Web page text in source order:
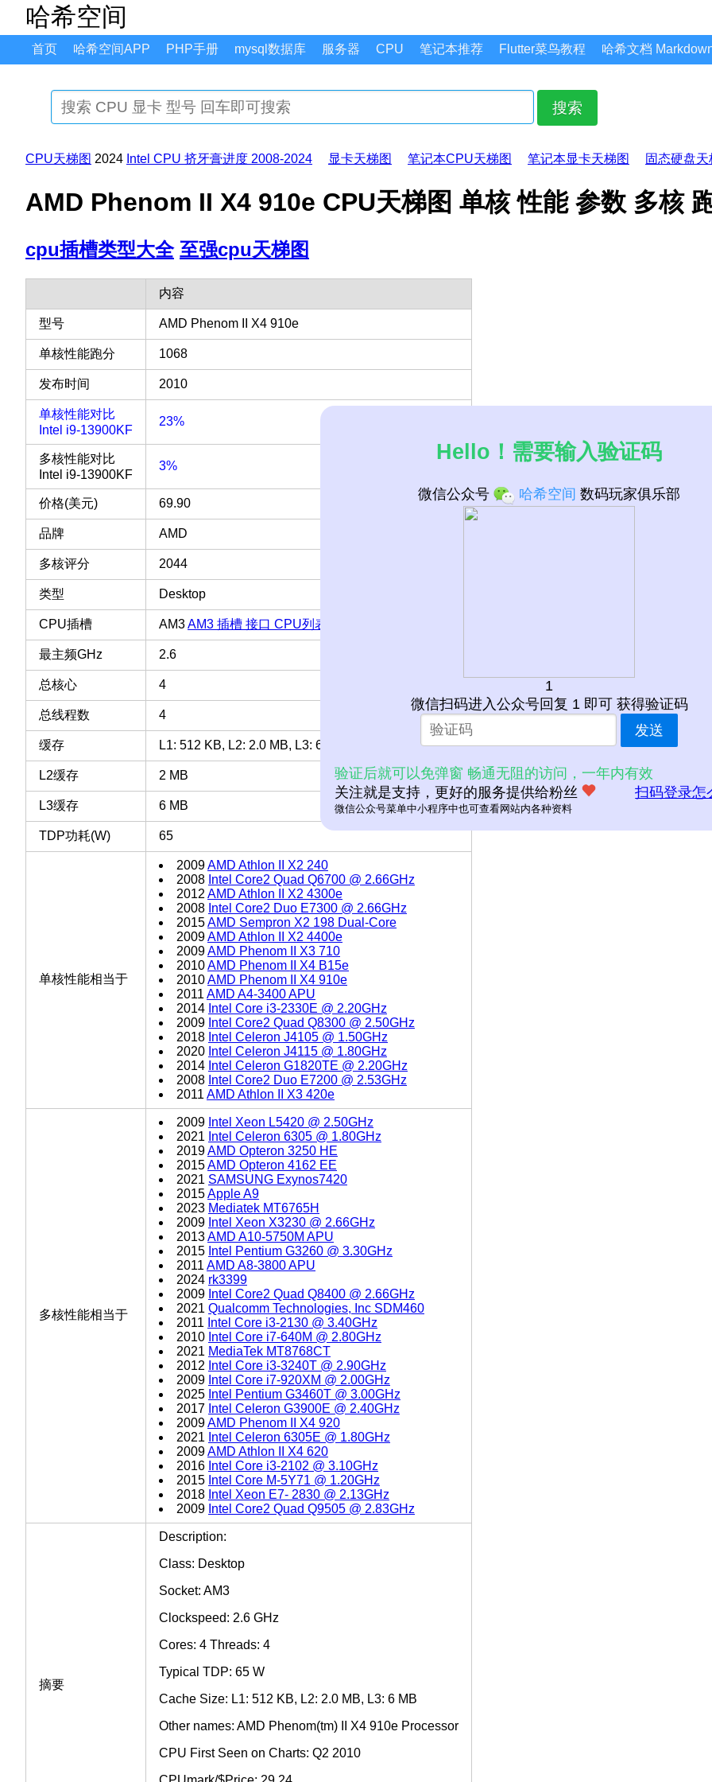
哈希空间
首页 哈希空间APP PHP手册 mysql数据库 服务器 CPU 笔记本推荐 Flutter菜鸟教程 哈希文档
搜索
CPU天梯图 2024 Intel CPU 挤牙膏进度 2008-2024 显卡天梯图 笔记本CPU天梯图 笔记本显卡天梯图 固态硬盘天
AMD Phenom II X4 910e CPU天梯图 单核 性能 参数 多核
cpu插槽类型大全 至强cpu天梯图
内容
型号 AMD Phenom II X4 910e
单核性能跑分 1068
发布时间 2010
单核性能对比
Intel i9-13900KF
23%
多核性能对比
Intel i9-13900KF
3%
价格(美元) 69.90
品牌 AMD
多核评分 2044
类型 Desktop
CPU插槽 AM3AM3 插槽 接口 CPU列表
最主频GHz 2.6
总核心 4
总线程数 4
缓存 L1: 512 KB, L2: 2.0 MB, L3: 6 MB
L2缓存 2 MB
L3缓存 6 MB
TDP功耗(W) 65
单核性能相当于
2009AMD Athlon II X2 240
2008 Intel Core2 Quad Q6700 @ 2.66GHz
2012 AMD Athlon II X2 4300e
2008 Intel Core2 Duo E7300 @ 2.66GHz
2015AMD Sempron X2 198 Dual-Core
2009AMD Athlon II X2 4400e
2009AMD Phenom II X3 710
2010AMD Phenom II X4 B15e
2010AMD Phenom II X4 910e
2011 AMD A4-3400 APU
2014 Intel Core i3-2330E @ 2.20GHz
2009 Intel Core2 Quad Q8300 @ 2.50GHz
2018 Intel Celeron J4105 @ 1.50GHz
2020 Intel Celeron J4115 @ 1.80GHz
2014 Intel Celeron G1820TE @ 2.20GHz
2008 Intel Core2 Duo E7200 @ 2.53GHz
2011 AMD Athlon II X3 420e
多核性能相当于
2009 Intel Xeon L5420 @ 2.50GHz
2021 Intel Celeron 6305 @ 1.80GHz
2019AMD Opteron 3250 HE
2015AMD Opteron 4162 EE
2021 SAMSUNG Exynos7420
2015Apple A9
2023 Mediatek MT6765H
2009 Intel Xeon X3230 @ 2.66GHz
2013AMD A10-5750M APU
2015 Intel Pentium G3260 @ 3.30GHz
2011 AMD A8-3800 APU
2024 rk3399
2009 Intel Core2 Quad Q8400 @ 2.66GHz
2021 Qualcomm Technologies, Inc SDM460
2011 Intel Core i3-2130 @ 3.40GHz
2010 Intel Core i7-640M @ 2.80GHz
2021 MediaTek MT8768CT
2012 Intel Core i3-3240T @ 2.90GHz
2009 Intel Core i7-920XM @ 2.00GHz
2025 Intel Pentium G3460T @ 3.00GHz
2017 Intel Celeron G3900E @ 2.40GHz
2009AMD Phenom II X4 920
2021 Intel Celeron 6305E @ 1.80GHz
2009AMD Athlon II X4 620
2016 Intel Core i3-2102 @ 3.10GHz
2015 Intel Core M-5Y71 @ 1.20GHz
2018 Intel Xeon E7- 2830 @ 2.13GHz
2009 Intel Core2 Quad Q9505 @ 2.83GHz
摘要
Description:
Class: Desktop
Socket: AM3
Clockspeed: 2.6 GHz
Cores: 4 Threads: 4
Typical TDP: 65 W
Cache Size: L1: 512 KB, L2: 2.0 MB, L3: 6 MB
Other names: AMD Phenom(tm) II X4 910e Processor
CPU First Seen on Charts: Q2 2010
Hello！需要输入验证码
微信公众号 哈希空间 数码玩家俱乐部
0
微信扫码进入公众号回复 1 即可 获得验证码
发送
验证后就可以免弹窗 畅通无阻的访问，一年内有效
关注就是支持，更好的服务提供给粉丝
扫码登录怎
微信公众号菜单中小程序中也可查看网站内各种资料